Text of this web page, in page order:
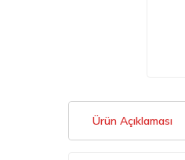
Ürün Açıklaması